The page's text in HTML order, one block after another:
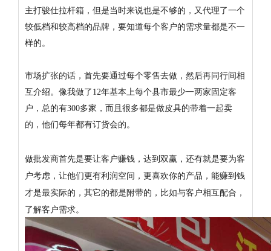
主打骏仕拉杆箱，但是当时来说也是不够的，又代理了一个
较低档和较高档的品牌，要知道每个客户的需求量都是不一
样的。
市场扩张的话，首先要通过每个零售去做，然后再同行间相
互介绍。像我做了12年基本上每个县市最少一两家固定客
户，总的有300多家，而且很多都是做皮具的带着一起卖
的，他们每年都有订货会的。
做批发商首先是要让客户赚钱，达到双赢，还有就是要为客
户考虑，让他们更有利润空间，更喜欢你的产品，能赚到钱
才是最实际的，其它的都是附带的，比如与客户相互配合，
了解客户需求。